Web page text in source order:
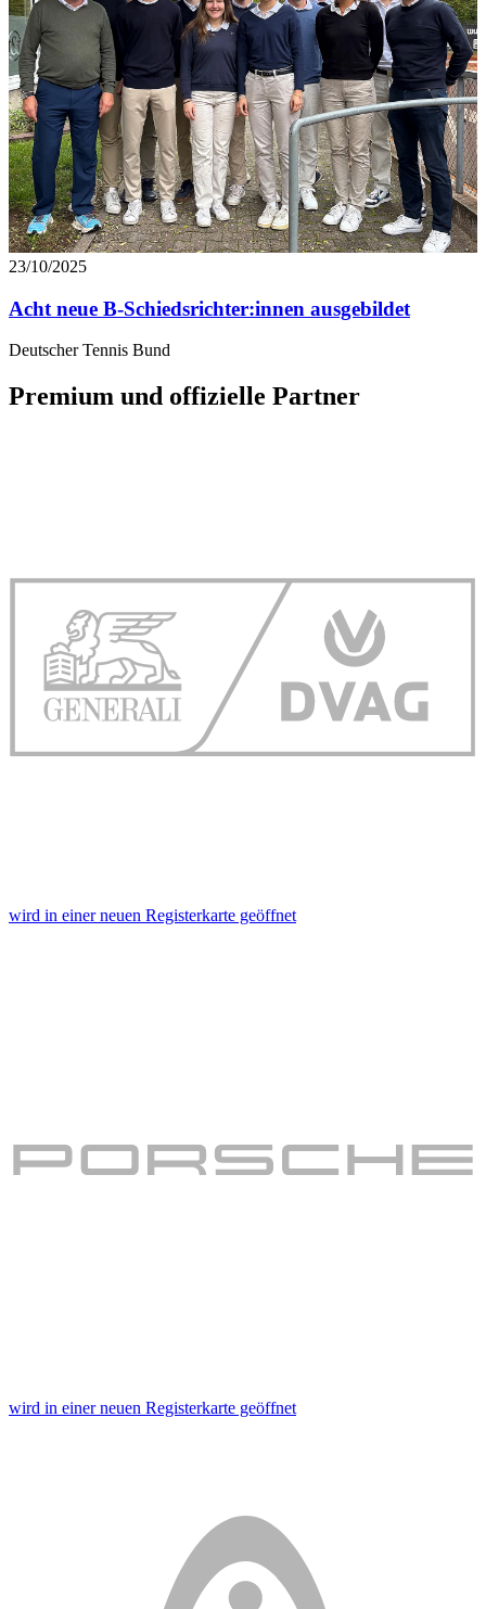
23/10/2025
Acht neue B-Schiedsrichter:innen ausgebildet
Deutscher Tennis Bund
Premium und offizielle Partner
wird in einer neuen Registerkarte geöffnet
wird in einer neuen Registerkarte geöffnet